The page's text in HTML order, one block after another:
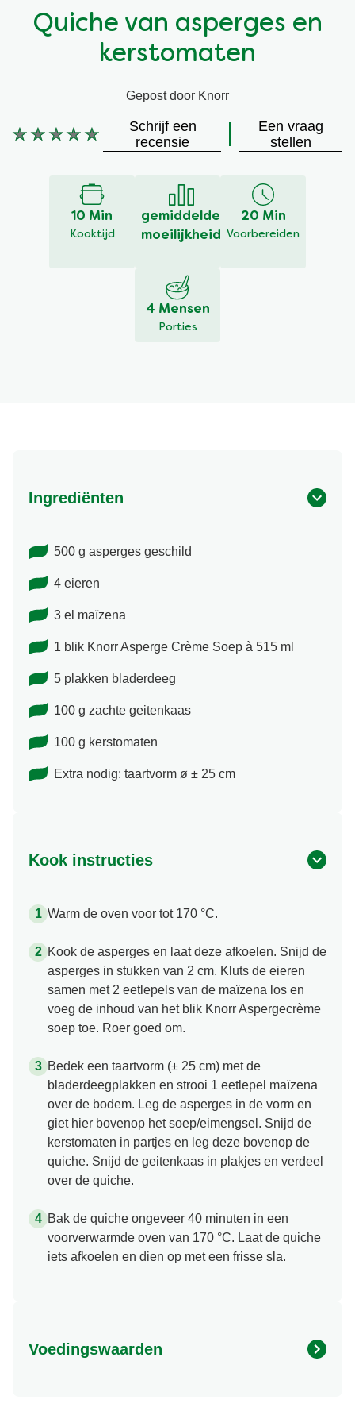
Vegetarisch
Kruiding
Quiche van asperges en
kerstomaten
Gepost door Knorr
Geen
Schrijf een
recensie
Een vraag
stellen
10 Min
Kooktijd
gemiddelde
moeilijkheid
20 Min
Voorbereiden
4 Mensen
Porties
Ingrediënten
500 g asperges geschild
4 eieren
3 el maïzena
1 blik Knorr Asperge Crème Soep à 515 ml
5 plakken bladerdeeg
100 g zachte geitenkaas
100 g kerstomaten
Extra nodig: taartvorm ø ± 25 cm
Kook instructies
Warm de oven voor tot 170 °C.
Kook de asperges en laat deze afkoelen. Snijd de
asperges in stukken van 2 cm. Kluts de eieren
samen met 2 eetlepels van de maïzena los en
voeg de inhoud van het blik Knorr Aspergecrème
soep toe. Roer goed om.
Bedek een taartvorm (± 25 cm) met de
bladerdeegplakken en strooi 1 eetlepel maïzena
over de bodem. Leg de asperges in de vorm en
giet hier bovenop het soep/eimengsel. Snijd de
kerstomaten in partjes en leg deze bovenop de
quiche. Snijd de geitenkaas in plakjes en verdeel
over de quiche.
Bak de quiche ongeveer 40 minuten in een
voorverwarmde oven van 170 °C. Laat de quiche
iets afkoelen en dien op met een frisse sla.
Voedingswaarden